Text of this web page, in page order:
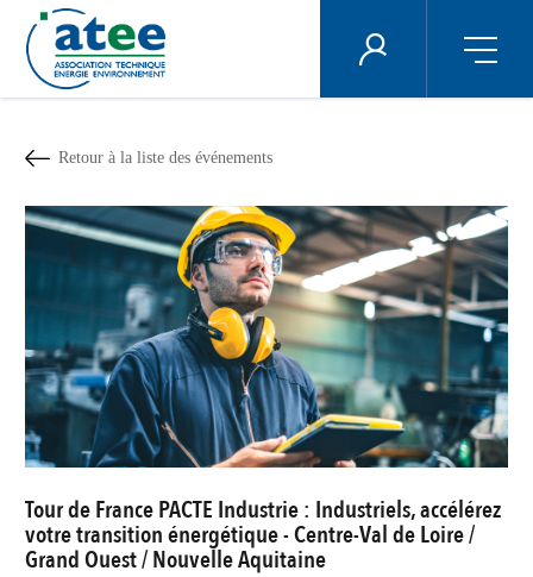
contenu
principal
ÉNERGIE PLUS
Retour à la liste des événements
Tour de France PACTE Industrie : Industriels, accélérez
votre transition énergétique - Centre-Val de Loire /
Grand Ouest / Nouvelle Aquitaine
Panneau de gestion des cookies